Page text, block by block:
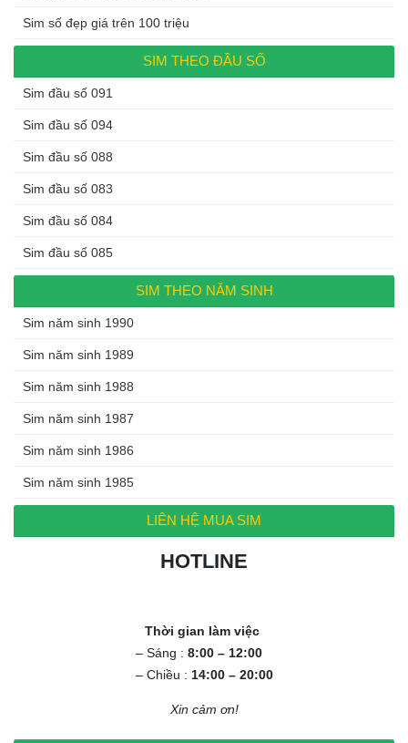
Sim số đẹp giá trên 100 triệu
SIM THEO ĐẦU SỐ
Sim đầu số 091
Sim đầu số 094
Sim đầu số 088
Sim đầu số 083
Sim đầu số 084
Sim đầu số 085
SIM THEO NĂM SINH
Sim năm sinh 1990
Sim năm sinh 1989
Sim năm sinh 1988
Sim năm sinh 1987
Sim năm sinh 1986
Sim năm sinh 1985
LIÊN HỆ MUA SIM
HOTLINE
Thời gian làm việc
– Sáng : 8:00 – 12:00
– Chiều : 14:00 – 20:00
Xin cảm ơn!